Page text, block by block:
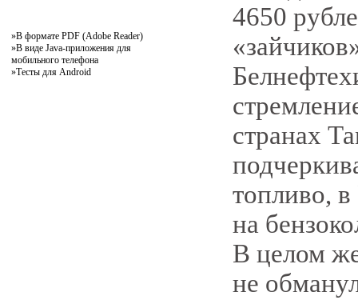
»В формате PDF (Adobe Reader)
»В виде Java-приложения для
мобильного телефона
»Тесты для Android
4650
странах
топливо,
на
В целом
не